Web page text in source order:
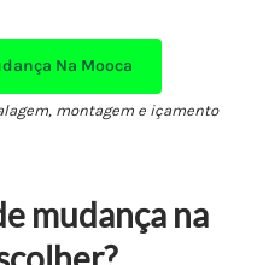
Na Mooca
montagem e içamento
mudança na